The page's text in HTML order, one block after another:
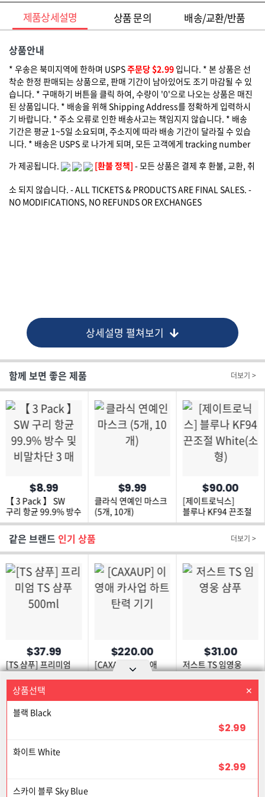
제품상세설명 상품 문의 배송/교환/반품
상품안내
* 우송은 북미지역에 한하며 USPS주문당 $2.99 입니다. * 본 상품은 선
착순 한정 판매되는 상품으로, 판매 기간이 남아있어도 조기 마감될 수 있
습니다. * 구매하기 버튼을 클릭 하여, 수량이 '0'으로 나오는 상품은 매진
된 상품입니다. * 배송을 위해 Shipping Address를 정확하게 입력하시
기 바랍니다. * 주소 오류로 인한 배송사고는 책임지지 않습니다. * 배송
기간은 평균 1~5일 소요되며, 주소지에 따라 배송 기간이 달라질 수 있습
니다. * 배송은 USPS 로 나가게 되며, 모든 고객에게 tracking number
가 제공됩니다.
[환불 정책] - 모든 상품은 결제 후 환불, 교환, 취
소 되지 않습니다. - ALL TICKETS & PRODUCTS ARE FINAL SALES. -
NO MODIFICATIONS, NO REFUNDS OR EXCHANGES
상세설명 펼쳐보기
함께 보면 좋은 제품 더보기 >
$8.99
【 3 Pack 】 SW
구리 항균 99.9% 방수
및 비말차단 3 매
$9.99
클라식 연예인 마스크
(5개, 10개)
$90.00
[제이트로닉스]
블루나 KF94 끈조절
White(소형)
같은 브랜드 인기 상품 더보기 >
$37.99
[TS 샴푸] 프리미엄
TS 샴푸 500ml
$220.00
[CAXAUP] 이영애
카사업 하트 탄력 기기
$31.00
저스트 TS 임영웅
샴푸
상품을 선택하세요
상품선택
블랙 Black
$2.99
화이트 White
$2.99
스카이 블루 Sky Blue